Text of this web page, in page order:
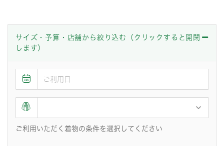
サイズ・予算・店舗から絞り込む（クリックすると開閉
します）
ご利用いただく着物の条件を選択してください